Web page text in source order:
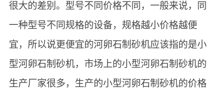
很大的差别。型号不同价格不同，一般来说，同
一种型号不同规格的设备，规格越小价格越便
宜，所以说更便宜的河卵石制砂机应该指的是小
型河卵石制砂机，市场上的小型河卵石制砂机的
生产厂家很多，生产的小型河卵石制砂机的价格